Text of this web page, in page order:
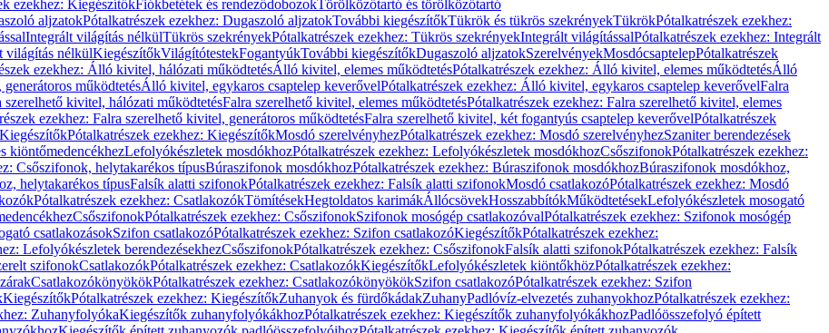
ezekhez: KiegészítőkFiókbetétek és rendeződobozokTörölközőtartó és törölközőtartó
aljzatokPótalkatrészek ezekhez: Dugaszoló aljzatokTovábbi kiegészítőkTükrök és tükrös szekrényekTükrökPótalkatrészek ezekhez:
Integrált világítás nélkülTükrös szekrényekPótalkatrészek ezekhez: Tükrös szekrényekIntegrált világítássalPótalkatrészek ezekhez: Integrált
világítás nélkülKiegészítőkVilágítótestekFogantyúkTovábbi kiegészítőkDugaszoló aljzatokSzerelvényekMosdócsaptelepPótalkatrészek
ezekhez: Álló kivitel, hálózati működtetésÁlló kivitel, elemes működtetésPótalkatrészek ezekhez: Álló kivitel, elemes működtetésÁlló
működtetésÁlló kivitel, egykaros csaptelep keverővelPótalkatrészek ezekhez: Álló kivitel, egykaros csaptelep keverővelFalra
szerelhető kivitel, hálózati működtetésFalra szerelhető kivitel, elemes működtetésPótalkatrészek ezekhez: Falra szerelhető kivitel, elemes
ezekhez: Falra szerelhető kivitel, generátoros működtetésFalra szerelhető kivitel, két fogantyús csaptelep keverővelPótalkatrészek
KiegészítőkPótalkatrészek ezekhez: KiegészítőkMosdó szerelvényhezPótalkatrészek ezekhez: Mosdó szerelvényhezSzaniter berendezések
kiöntőmedencékhezLefolyókészletek mosdókhozPótalkatrészek ezekhez: Lefolyókészletek mosdókhozCsőszifonokPótalkatrészek ezekhez:
Csőszifonok, helytakarékos típusBúraszifonok mosdókhozPótalkatrészek ezekhez: Búraszifonok mosdókhozBúraszifonok mosdókhoz,
helytakarékos típusFalsík alatti szifonokPótalkatrészek ezekhez: Falsík alatti szifonokMosdó csatlakozóPótalkatrészek ezekhez: Mosdó
Pótalkatrészek ezekhez: CsatlakozókTömítésekHegtoldatos karimákÁllócsövekHosszabbítókMűködtetésekLefolyókészletek mosogató
CsőszifonokPótalkatrészek ezekhez: CsőszifonokSzifonok mosógép csatlakozóvalPótalkatrészek ezekhez: Szifonok mosógép
csatlakozásokSzifon csatlakozóPótalkatrészek ezekhez: Szifon csatlakozóKiegészítőkPótalkatrészek ezekhez:
Lefolyókészletek berendezésekhezCsőszifonokPótalkatrészek ezekhez: CsőszifonokFalsík alatti szifonokPótalkatrészek ezekhez: Falsík
szifonokCsatlakozókPótalkatrészek ezekhez: CsatlakozókKiegészítőkLefolyókészletek kiöntőkhözPótalkatrészek ezekhez:
CsatlakozókönyökökPótalkatrészek ezekhez: CsatlakozókönyökökSzifon csatlakozóPótalkatrészek ezekhez: Szifon
KiegészítőkPótalkatrészek ezekhez: KiegészítőkZuhanyok és fürdőkádakZuhanyPadlóvíz-elvezetés zuhanyokhozPótalkatrészek ezekhez:
ZuhanyfolyókaKiegészítők zuhanyfolyókákhozPótalkatrészek ezekhez: Kiegészítők zuhanyfolyókákhozPadlóösszefolyó épített